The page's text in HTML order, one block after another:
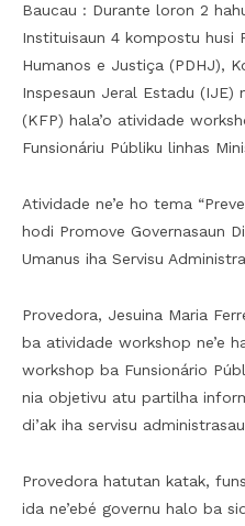
Baucau : Durante loron 2
Instituisaun 4 kompostu husi
Humanos e Justiça (PDHJ),
Inspesaun Jeral Estadu (IJE)
(KFP) hala’o atividade
Funsionáriu Públiku linhas
Atividade ne’e ho tema
hodi Promove Governasaun
Umanus iha Servisu
Provedora, Jesuina Maria
ba atividade workshop ne’e
workshop ba Funsionário
nia objetivu atu partilha
di’ak iha servisu
Provedora hatutan katak,
ida ne’ebé governu halo ba